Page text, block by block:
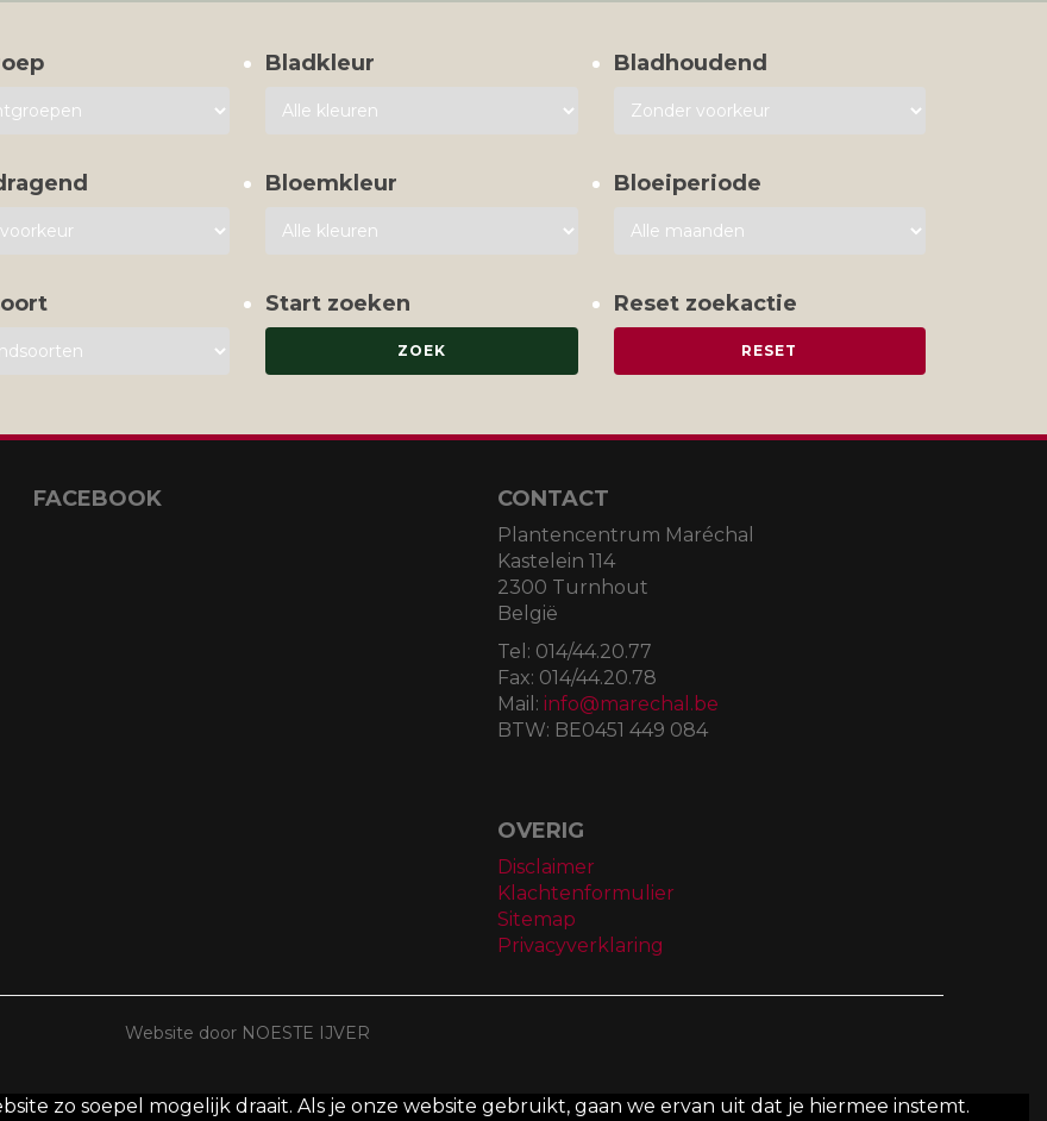
Bladkleur Bladhoudend
Bloemkleur Bloeiperiode
Start zoeken Reset zoekactie
FACEBOOK CONTACT
Plantencentrum Maréchal
Kastelein 114
2300 Turnhout
België
Tel: 014/44.20.77
Fax: 014/44.20.78
Mail: info@marechal.be
BTW: BE0451 449 084
OVERIG
Disclaimer
Klachtenformulier
Sitemap
Privacyverklaring
Website door NOESTE IJVER
zo soepel mogelijk draait. Als je onze website gebruikt, gaan we ervan uit dat je hiermee instemt.